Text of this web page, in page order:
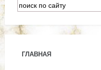
ГЛАВНАЯ